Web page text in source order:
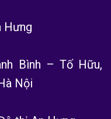
Hưng
Bình – Tố Hữu,
Nội